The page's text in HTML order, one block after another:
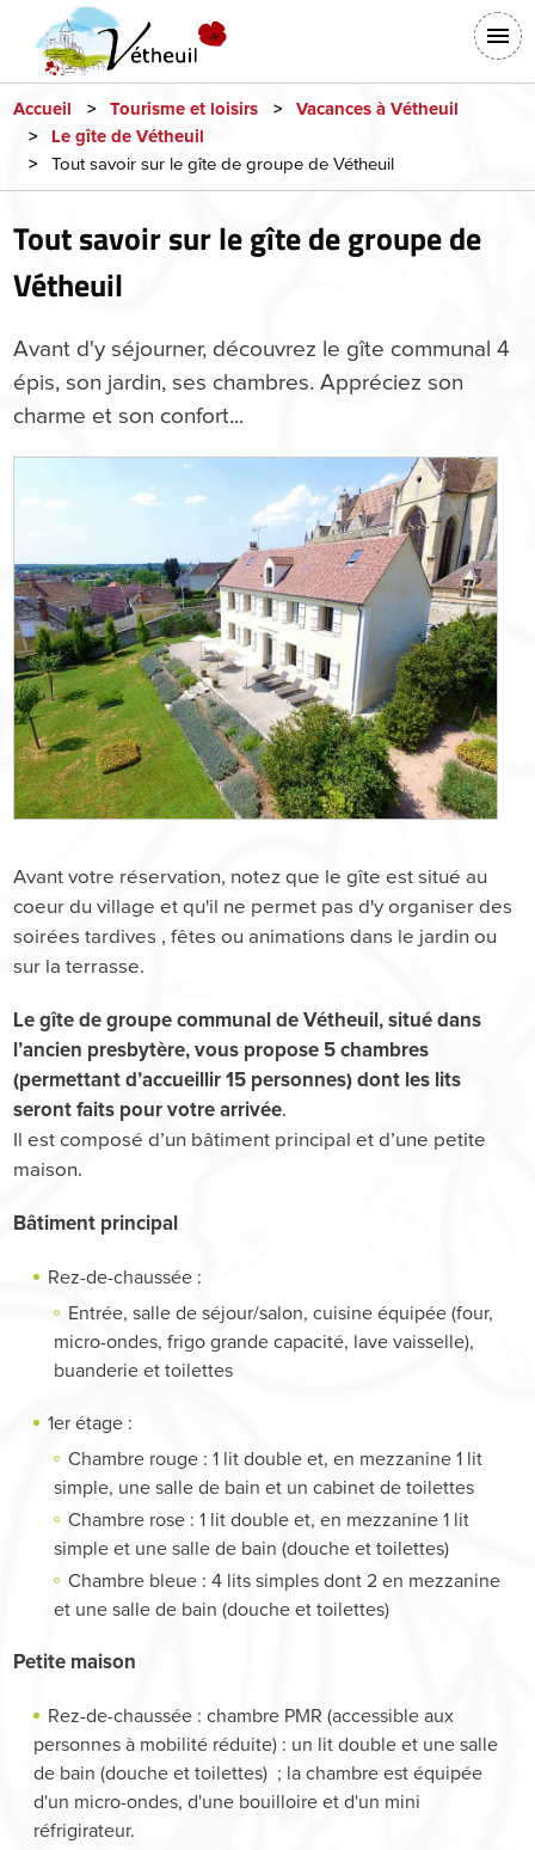
principal
tête
-
Accueil Tourisme et loisirs
Vacances à Vétheuil
Le gîte de Vétheuil
Tout savoir sur le gîte de groupe de Vétheuil
Tout savoir sur le gîte de groupe de
Vétheuil
Avant d'y séjourner, découvrez le gîte communal 4
épis, son jardin, ses chambres. Appréciez son
charme et son confort...
Avant votre réservation, notez que le gîte est situé au
coeur du village et qu'il ne permet pas d'y organiser des
soirées tardives , fêtes ou animations dans le jardin ou
sur la terrasse.
Le gîte de groupe communal de Vétheuil, situé dans
l’ancien presbytère, vous propose 5 chambres
(permettant d’accueillir 15 personnes) dont les lits
seront faits pour votre arrivée.
Il est composé d’un bâtiment principal et d’une petite
maison.
Bâtiment principal
Rez-de-chaussée :
Entrée, salle de séjour/salon, cuisine équipée (four,
micro-ondes, frigo grande capacité, lave vaisselle),
buanderie et toilettes
1er étage :
Chambre rouge : 1 lit double et, en mezzanine 1 lit
simple, une salle de bain et un cabinet de toilettes
Chambre rose : 1 lit double et, en mezzanine 1 lit
simple et une salle de bain (douche et toilettes)
Chambre bleue : 4 lits simples dont 2 en mezzanine
et une salle de bain (douche et toilettes)
Petite maison
Rez-de-chaussée : chambre PMR (accessible aux
personnes à mobilité réduite) : un lit double et une salle
de bain (douche et toilettes) ; la chambre est équipée
d'un micro-ondes, d'une bouilloire et d'un mini
réfrigirateur.